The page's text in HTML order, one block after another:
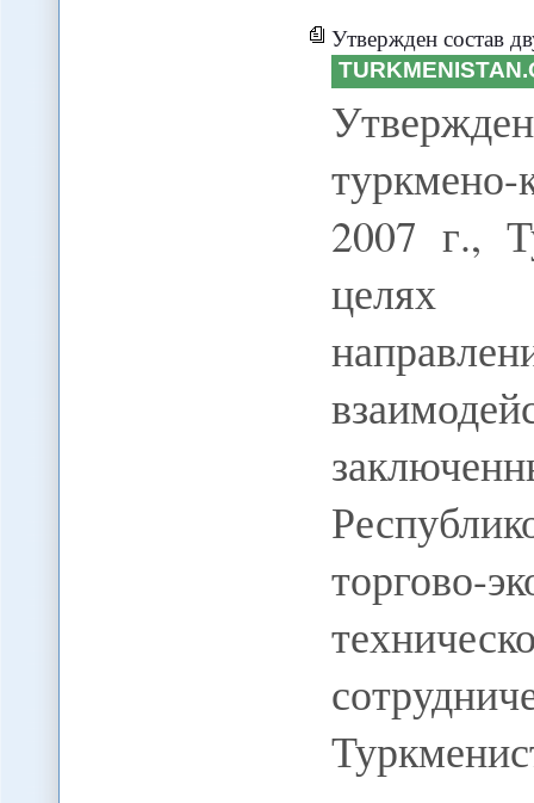
Утвержден состав
2007 г.,
целях